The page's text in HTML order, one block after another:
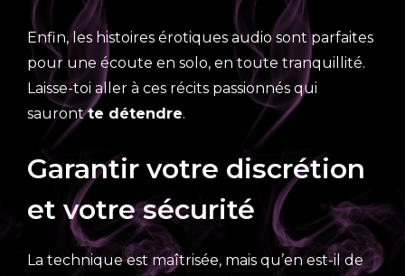
Enfin, les histoires érotiques audio sont parfaites
pour une écoute en solo, en toute tranquillité.
Laisse-toi aller à ces récits passionnés qui
saurontte détendre.
Garantir votre discrétion
et votre sécurité
La technique est maîtrisée, mais qu’en est-il de